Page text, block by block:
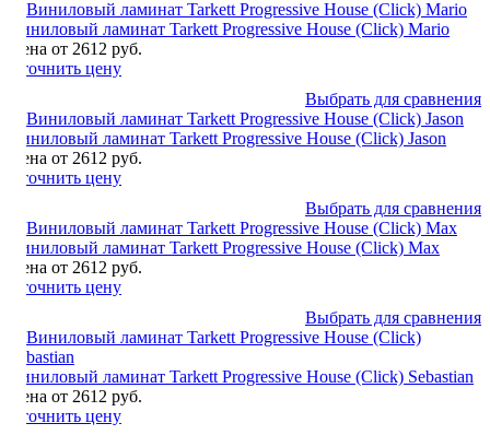
Виниловый ламинат Tarkett Progressive House (Click) Mario
Цена от 2612 руб.
Уточнить цену
Выбрать для сравнения
Виниловый ламинат Tarkett Progressive House (Click) Jason
Цена от 2612 руб.
Уточнить цену
Выбрать для сравнения
Виниловый ламинат Tarkett Progressive House (Click) Max
Цена от 2612 руб.
Уточнить цену
Выбрать для сравнения
Виниловый ламинат Tarkett Progressive House (Click) Sebastian
Цена от 2612 руб.
Уточнить цену